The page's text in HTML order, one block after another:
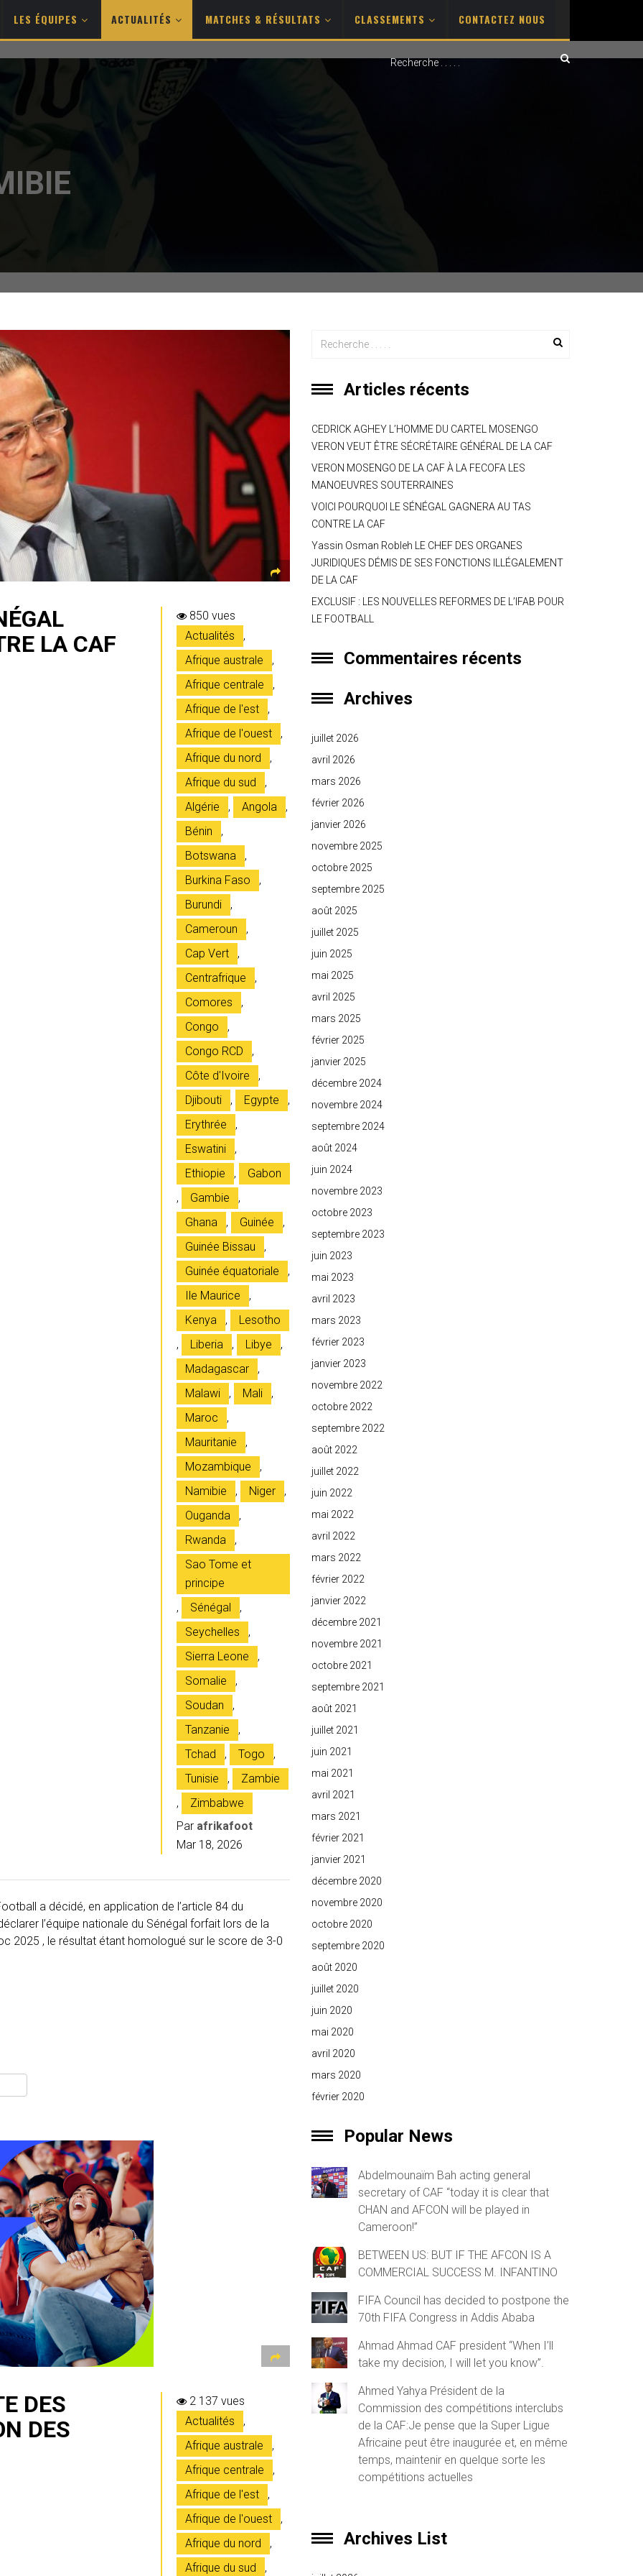
LES ÉQUIPES ACTUALITÉS MATCHES & RÉSULTATS CLASSEMENTS CONTACTEZ NOUS
LA CAF
850 vues
Actualités
,
Afrique australe
,
Afrique centrale
,
Afrique de l'est
,
Afrique de l'ouest
,
Afrique du nord
,
Afrique du sud
,
Algérie
, Angola
,
Bénin
,
Botswana
,
Burkina Faso
,
Burundi
,
Cameroun
,
Cap Vert
,
Centrafrique
,
Comores
,
Congo
,
Congo RCD
,
Côte d'Ivoire
,
Djibouti
, Egypte
,
Erythrée
,
Eswatini
,
Ethiopie
,
Gabon
,
Gambie
,
Ghana
, Guinée
,
Guinée Bissau
,
Guinée équatoriale
,
Ile Maurice
,
Kenya
,
Lesotho
,
Liberia , Libye
,
Madagascar
,
Malawi
, Mali
,
Maroc
,
Mauritanie
,
Mozambique
,
Namibie
, Niger
,
Ouganda
,
Rwanda
,
Sao Tome et
principe
,
Sénégal
,
Seychelles
,
Sierra Leone
,
Somalie
,
Soudan
,
Tanzanie
,
Tchad
, Togo
,
Tunisie
,
Zambie
,
Zimbabwe
Par afrikafoot
Mar 18, 2026
a décidé, en application de l’article 84 du
l’équipe nationale du Sénégal forfait lors de la
2025 , le résultat étant homologué sur le score de 3-0
DES
DES
2 137 vues
Actualités
,
Afrique australe
,
Afrique centrale
,
Afrique de l'est
,
Afrique de l'ouest
,
Afrique du nord
,
Afrique du sud
,
Articles récents
CEDRICK AGHEY L’HOMME DU CARTEL MOSENGO
VERON VEUT ÊTRE SÉCRÉTAIRE GÉNÉRAL DE LA CAF
VERON MOSENGO DE LA CAF À LA FECOFA LES
MANOEUVRES SOUTERRAINES
VOICI POURQUOI LE SÉNÉGAL GAGNERA AU TAS
CONTRE LA CAF
Yassin Osman Robleh LE CHEF DES ORGANES
JURIDIQUES DÉMIS DE SES FONCTIONS ILLÉGALEMENT
DE LA CAF
EXCLUSIF : LES NOUVELLES REFORMES DE L’IFAB POUR
LE FOOTBALL
Commentaires récents
Archives
juillet 2026
avril 2026
mars 2026
février 2026
janvier 2026
novembre 2025
octobre 2025
septembre 2025
août 2025
juillet 2025
juin 2025
mai 2025
avril 2025
mars 2025
février 2025
janvier 2025
décembre 2024
novembre 2024
septembre 2024
août 2024
juin 2024
novembre 2023
octobre 2023
septembre 2023
juin 2023
mai 2023
avril 2023
mars 2023
février 2023
janvier 2023
novembre 2022
octobre 2022
septembre 2022
août 2022
juillet 2022
juin 2022
mai 2022
avril 2022
mars 2022
février 2022
janvier 2022
décembre 2021
novembre 2021
octobre 2021
septembre 2021
août 2021
juillet 2021
juin 2021
mai 2021
avril 2021
mars 2021
février 2021
janvier 2021
décembre 2020
novembre 2020
octobre 2020
septembre 2020
août 2020
juillet 2020
juin 2020
mai 2020
avril 2020
mars 2020
février 2020
Popular News
Abdelmounaïm Bah acting general
secretary of CAF “today it is clear that
CHAN and AFCON will be played in
Cameroon!”
BETWEEN US: BUT IF THE AFCON IS A
COMMERCIAL SUCCESS M. INFANTINO
FIFA Council has decided to postpone the
70th FIFA Congress in Addis Ababa
Ahmad Ahmad CAF president “When I’ll
take my decision, I will let you know”.
Ahmed Yahya Président de la
Commission des compétitions interclubs
de la CAF:Je pense que la Super Ligue
Africaine peut être inaugurée et, en même
temps, maintenir en quelque sorte les
compétitions actuelles
Archives List